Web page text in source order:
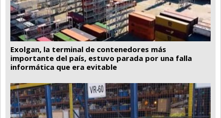
Exolgan, la terminal de contenedores más
importante del país, estuvo parada por una falla
informática que era evitable